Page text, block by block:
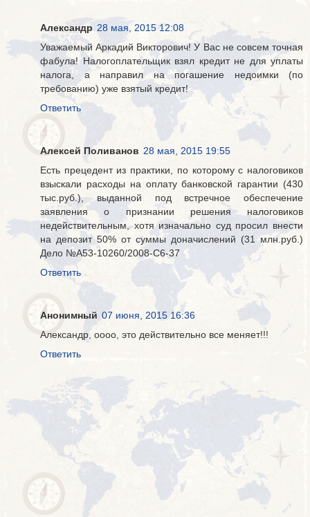
Александр 28 мая, 2015 12:08
Уважаемый Аркадий Викторович! У Вас не совсем точная
фабула! Налогоплательщик взял кредит не для уплаты
налога, а направил на погашение недоимки (по
требованию) уже взятый кредит!
Ответить
Алексей Поливанов 28 мая, 2015 19:55
Есть прецедент из практики, по которому с налоговиков
взыскали расходы на оплату банковской гарантии (430
тыс.руб.), выданной под встречное обеспечение
заявления о признании решения налоговиков
недействительным, хотя изначально суд просил внести
на депозит 50% от суммы доначислений (31 млн.руб.)
Дело №А53-10260/2008-С6-37
Ответить
Анонимный 07 июня, 2015 16:36
Александр, оооо, это действительно все меняет!!!
Ответить